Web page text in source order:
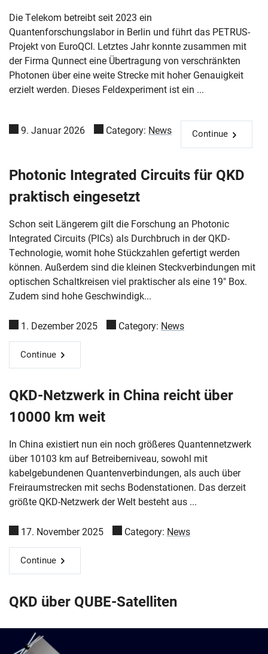
Die Telekom betreibt seit 2023 ein
Quantenforschungslabor in Berlin und führt das PETRUS-
Projekt von EuroQCI. Letztes Jahr konnte zusammen mit
der Firma Qunnect eine Übertragung von verschränkten
Photonen über eine weite Strecke mit hoher Genauigkeit
erzielt werden. Dieses Feldexperiment ist ein ...
9. Januar 2026 Category: News Continue
Photonic Integrated Circuits für QKD
praktisch eingesetzt
Schon seit Längerem gilt die Forschung an Photonic
Integrated Circuits (PICs) als Durchbruch in der QKD-
Technologie, womit hohe Stückzahlen gefertigt werden
können. Außerdem sind die kleinen Steckverbindungen mit
optischen Schaltkreisen viel praktischer als eine 19" Box.
Zudem sind hohe Geschwindigk...
1. Dezember 2025 Category: News
Continue
QKD-Netzwerk in China reicht über
10000 km weit
In China existiert nun ein noch größeres Quantennetzwerk
über 10103 km auf Betreiberniveau, sowohl mit
kabelgebundenen Quantenverbindungen, als auch über
Freiraumstrecken mit sechs Bodenstationen. Das derzeit
größte QKD-Netzwerk der Welt besteht aus ...
17. November 2025 Category: News
Continue
QKD über QUBE-Satelliten